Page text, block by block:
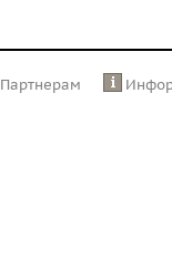
Партнерам